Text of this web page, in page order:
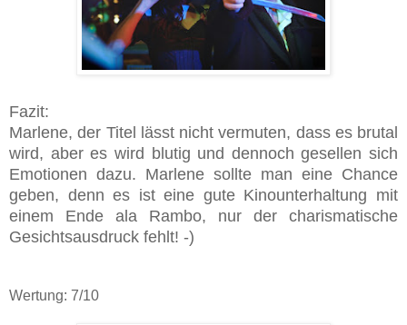
Fazit:
Marlene, der Titel lässt nicht vermuten, dass es brutal
wird, aber es wird blutig und dennoch gesellen sich
Emotionen dazu. Marlene sollte man eine Chance
geben, denn es ist eine gute Kinounterhaltung mit
einem Ende ala Rambo, nur der charismatische
Gesichtsausdruck fehlt! -)
Wertung: 7/10